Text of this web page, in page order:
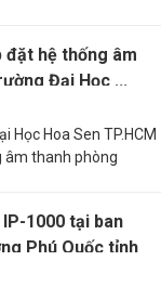
đặt hệ thống âm
Đại Học ...
Học Hoa Sen TP.HCM
âm thanh phòng
1000 tại ban
Phú Quốc tỉnh